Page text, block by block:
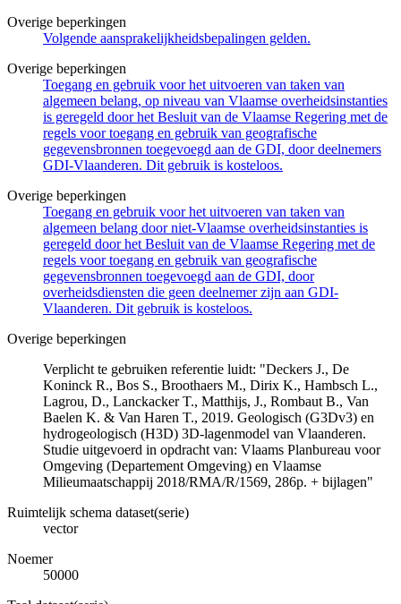
Overige beperkingen
Volgende aansprakelijkheidsbepalingen gelden.
Overige beperkingen
Toegang en gebruik voor het uitvoeren van taken van
algemeen belang, op niveau van Vlaamse overheidsinstanties
is geregeld door het Besluit van de Vlaamse Regering met de
regels voor toegang en gebruik van geografische
gegevensbronnen toegevoegd aan de GDI, door deelnemers
GDI-Vlaanderen. Dit gebruik is kosteloos.
Overige beperkingen
Toegang en gebruik voor het uitvoeren van taken van
algemeen belang door niet-Vlaamse overheidsinstanties is
geregeld door het Besluit van de Vlaamse Regering met de
regels voor toegang en gebruik van geografische
gegevensbronnen toegevoegd aan de GDI, door
overheidsdiensten die geen deelnemer zijn aan GDI-
Vlaanderen. Dit gebruik is kosteloos.
Overige beperkingen
Verplicht te gebruiken referentie luidt: "Deckers J., De
Koninck R., Bos S., Broothaers M., Dirix K., Hambsch L.,
Lagrou, D., Lanckacker T., Matthijs, J., Rombaut B., Van
Baelen K. & Van Haren T., 2019. Geologisch (G3Dv3) en
hydrogeologisch (H3D) 3D-lagenmodel van Vlaanderen.
Studie uitgevoerd in opdracht van: Vlaams Planbureau voor
Omgeving (Departement Omgeving) en Vlaamse
Milieumaatschappij 2018/RMA/R/1569, 286p. + bijlagen"
Ruimtelijk schema dataset(serie)
vector
Noemer
50000